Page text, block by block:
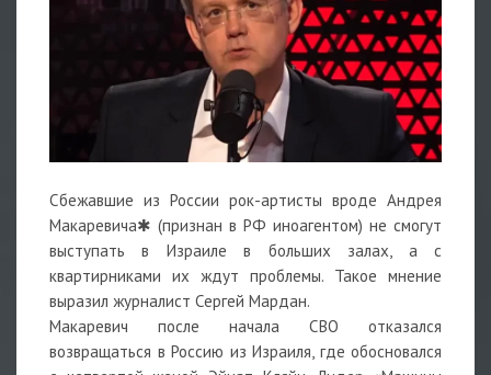
Сбежавшие из России рок-артисты вроде Андрея
Макаревича✱ (признан в РФ иноагентом) не смогут
выступать в Израиле в больших залах, а с
квартирниками их ждут проблемы. Такое мнение
выразил журналист Сергей Мардан.
Макаревич после начала СВО отказался
возвращаться в Россию из Израиля, где обосновался